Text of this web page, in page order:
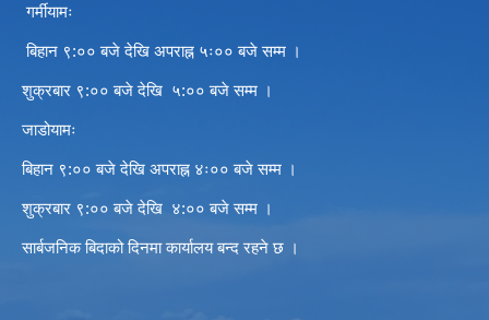
गर्मीयामः
बिहान ९:०० बजे देखि अपराह्न ५ः०० बजे सम्म ।
शुक्रबार ९:०० बजे देखि ५:०० बजे सम्म ।
जाडोयामः
बिहान ९:०० बजे देखि अपराह्न ४ः०० बजे सम्म ।
शुक्रबार ९:०० बजे देखि ४:०० बजे सम्म ।
सार्बजनिक बिदाको दिनमा कार्यालय बन्द रहने छ ।